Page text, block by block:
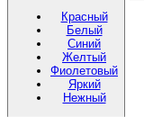
Красный
Белый
Синий
Желтый
Фиолетовый
Яркий
Нежный